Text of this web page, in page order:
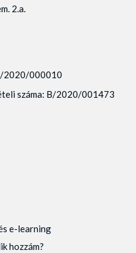
2.a.
2020/000010
száma: B/2020/001473
e-learning
hozzám?